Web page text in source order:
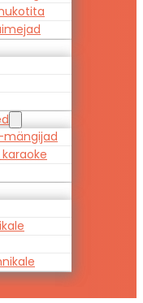
mängijad